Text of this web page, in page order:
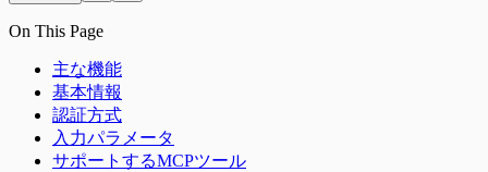
On This Page
主な機能
基本情報
認証方式
入力パラメータ
サポートするMCPツール